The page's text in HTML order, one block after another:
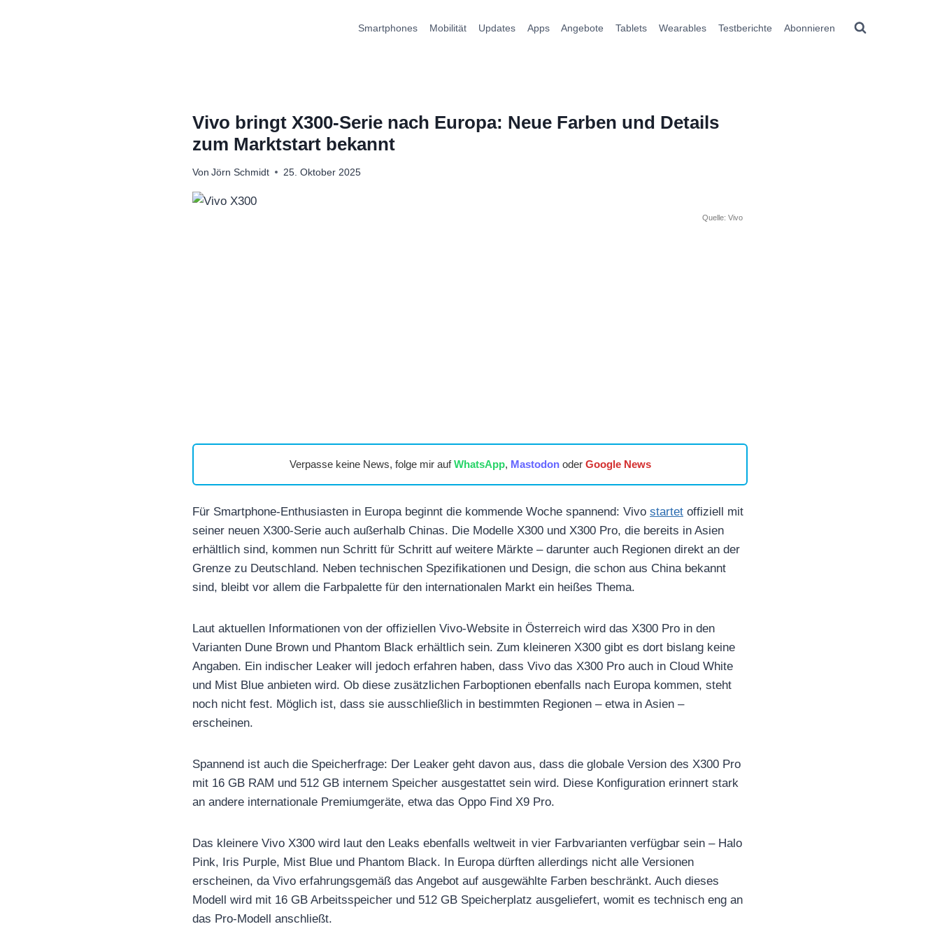
Smartphones Mobilität Updates Apps Angebote Tablets Wearables Testberichte Abonnieren
Vivo bringt X300-Serie nach Europa: Neue Farben und Details
zum Marktstart bekannt
Von Jörn Schmidt 25. Oktober 2025
Quelle: Vivo
Verpasse keine News, folge mir aufWhatsApp, Mastodonoder Google News
Für Smartphone-Enthusiasten in Europa beginnt die kommende Woche spannend: Vivo startet offiziell mit
seiner neuen X300-Serie auch außerhalb Chinas. Die Modelle X300 und X300 Pro, die bereits in Asien
erhältlich sind, kommen nun Schritt für Schritt auf weitere Märkte – darunter auch Regionen direkt an der
Grenze zu Deutschland. Neben technischen Spezifikationen und Design, die schon aus China bekannt
sind, bleibt vor allem die Farbpalette für den internationalen Markt ein heißes Thema.
Laut aktuellen Informationen von der offiziellen Vivo-Website in Österreich wird das X300 Pro in den
Varianten Dune Brown und Phantom Black erhältlich sein. Zum kleineren X300 gibt es dort bislang keine
Angaben. Ein indischer Leaker will jedoch erfahren haben, dass Vivo das X300 Pro auch in Cloud White
und Mist Blue anbieten wird. Ob diese zusätzlichen Farboptionen ebenfalls nach Europa kommen, steht
noch nicht fest. Möglich ist, dass sie ausschließlich in bestimmten Regionen – etwa in Asien –
erscheinen.
Spannend ist auch die Speicherfrage: Der Leaker geht davon aus, dass die globale Version des X300 Pro
mit 16 GB RAM und 512 GB internem Speicher ausgestattet sein wird. Diese Konfiguration erinnert stark
an andere internationale Premiumgeräte, etwa das Oppo Find X9 Pro.
Das kleinere Vivo X300 wird laut den Leaks ebenfalls weltweit in vier Farbvarianten verfügbar sein – Halo
Pink, Iris Purple, Mist Blue und Phantom Black. In Europa dürften allerdings nicht alle Versionen
erscheinen, da Vivo erfahrungsgemäß das Angebot auf ausgewählte Farben beschränkt. Auch dieses
Modell wird mit 16 GB Arbeitsspeicher und 512 GB Speicherplatz ausgeliefert, womit es technisch eng an
das Pro-Modell anschließt.